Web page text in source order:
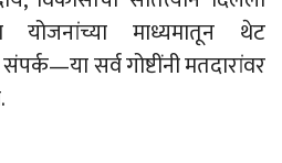
माध्यमातून थेट
संपर्क—यासर्वगोष्टींनी मतदारांवर